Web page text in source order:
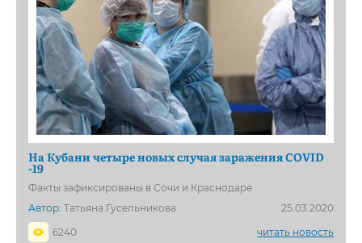
На Кубани четыре новых случая заражения COVID
-19
Факты зафиксированы в Сочи и Краснодаре
Автор: Татьяна Гусельникова
25.03.2020
6240
читать новость